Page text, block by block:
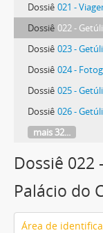
Dossiê 021 -
Dossiê 022 -
Dossiê 023 -
Dossiê 024 - Fotografias
Dossiê 025 -
Dossiê 026 -
mais 32...
Dossiê 022
Palácio do
Área de